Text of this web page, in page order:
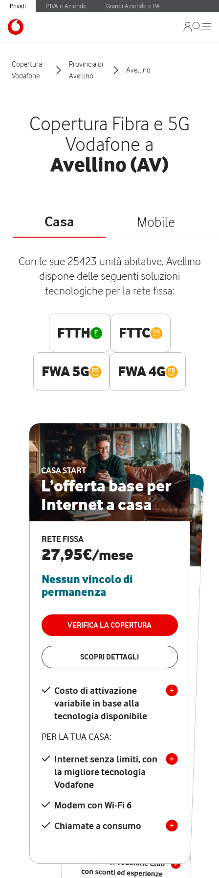
Privati P.IVA e Aziende Grandi Aziende e PA
Copertura
Vodafone
Provincia di
Avellino
Avellino
Copertura Fibra e 5G
Vodafone a
Avellino (AV)
Casa Mobile
Con le sue 25423 unità abitative, Avellino
dispone delle seguenti soluzioni
tecnologiche per la rete fissa:
FTTH FTTC
FWA 5G FWA 4G
CASA START
L’offerta base per
Internet a casa
RETE FISSA
27,95€/mese
Nessun vincolo di
permanenza
VERIFICA LA COPERTURA
SCOPRI DETTAGLI
Costo di attivazione
variabile in base alla
tecnologia disponibile
PER LA TUA CASA:
Internet senza limiti, con
la migliore tecnologia
Vodafone
Modem con Wi-Fi 6
Chiamate a consumo
ESCLUSIVA ONLINE
CASA PRO
Internet veloce e
vantaggi speciali
RETE FISSA + VODAFONE CLUB
29,95€
permanenza
VERIFICA LA COPERTURA
Costo di attivazione
variabile in base alla
tecnologia disponibile
PER LA TUA CASA:
Internet senza limiti, con
la migliore tecnologia
Vodafone
Modem Seven con Wi-Fi 7
Chiamate illimitate verso
numeri fissi e mobili
nazionali
12 mesi di Vodafone Club
con sconti ed esperienze
esclusive, poi si disattiva